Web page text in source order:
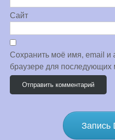
Сайт
Сохранить моё имя, email и
браузере для последующих
Запись